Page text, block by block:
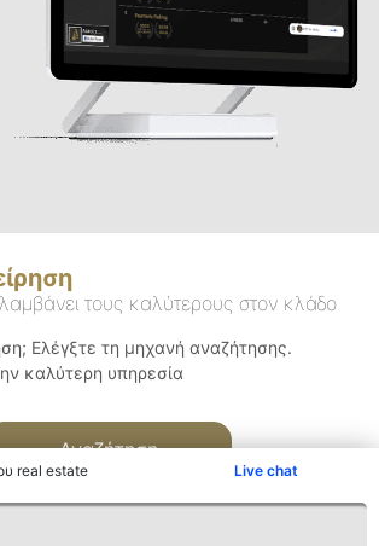
real estate Live chat
τους καλύτερους στον κλάδο
Ελέγξτε τη μηχανή αναζήτησης.
καλύτερη υπηρεσία
Αναζήτηση